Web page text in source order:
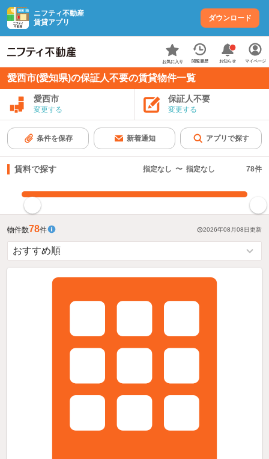
ニフティ不動産
賃貸アプリ
ダウンロード
お気に入り 閲覧履歴 お知らせ マイページ
愛西市(愛知県)の保証人不要の賃貸物件一覧
愛西市
変更する
保証人不要
変更する
条件を保存 新着通知 アプリで探す
賃料で探す 指定なし 〜 指定なし 78件
物件数78件 2026年08月08日更新